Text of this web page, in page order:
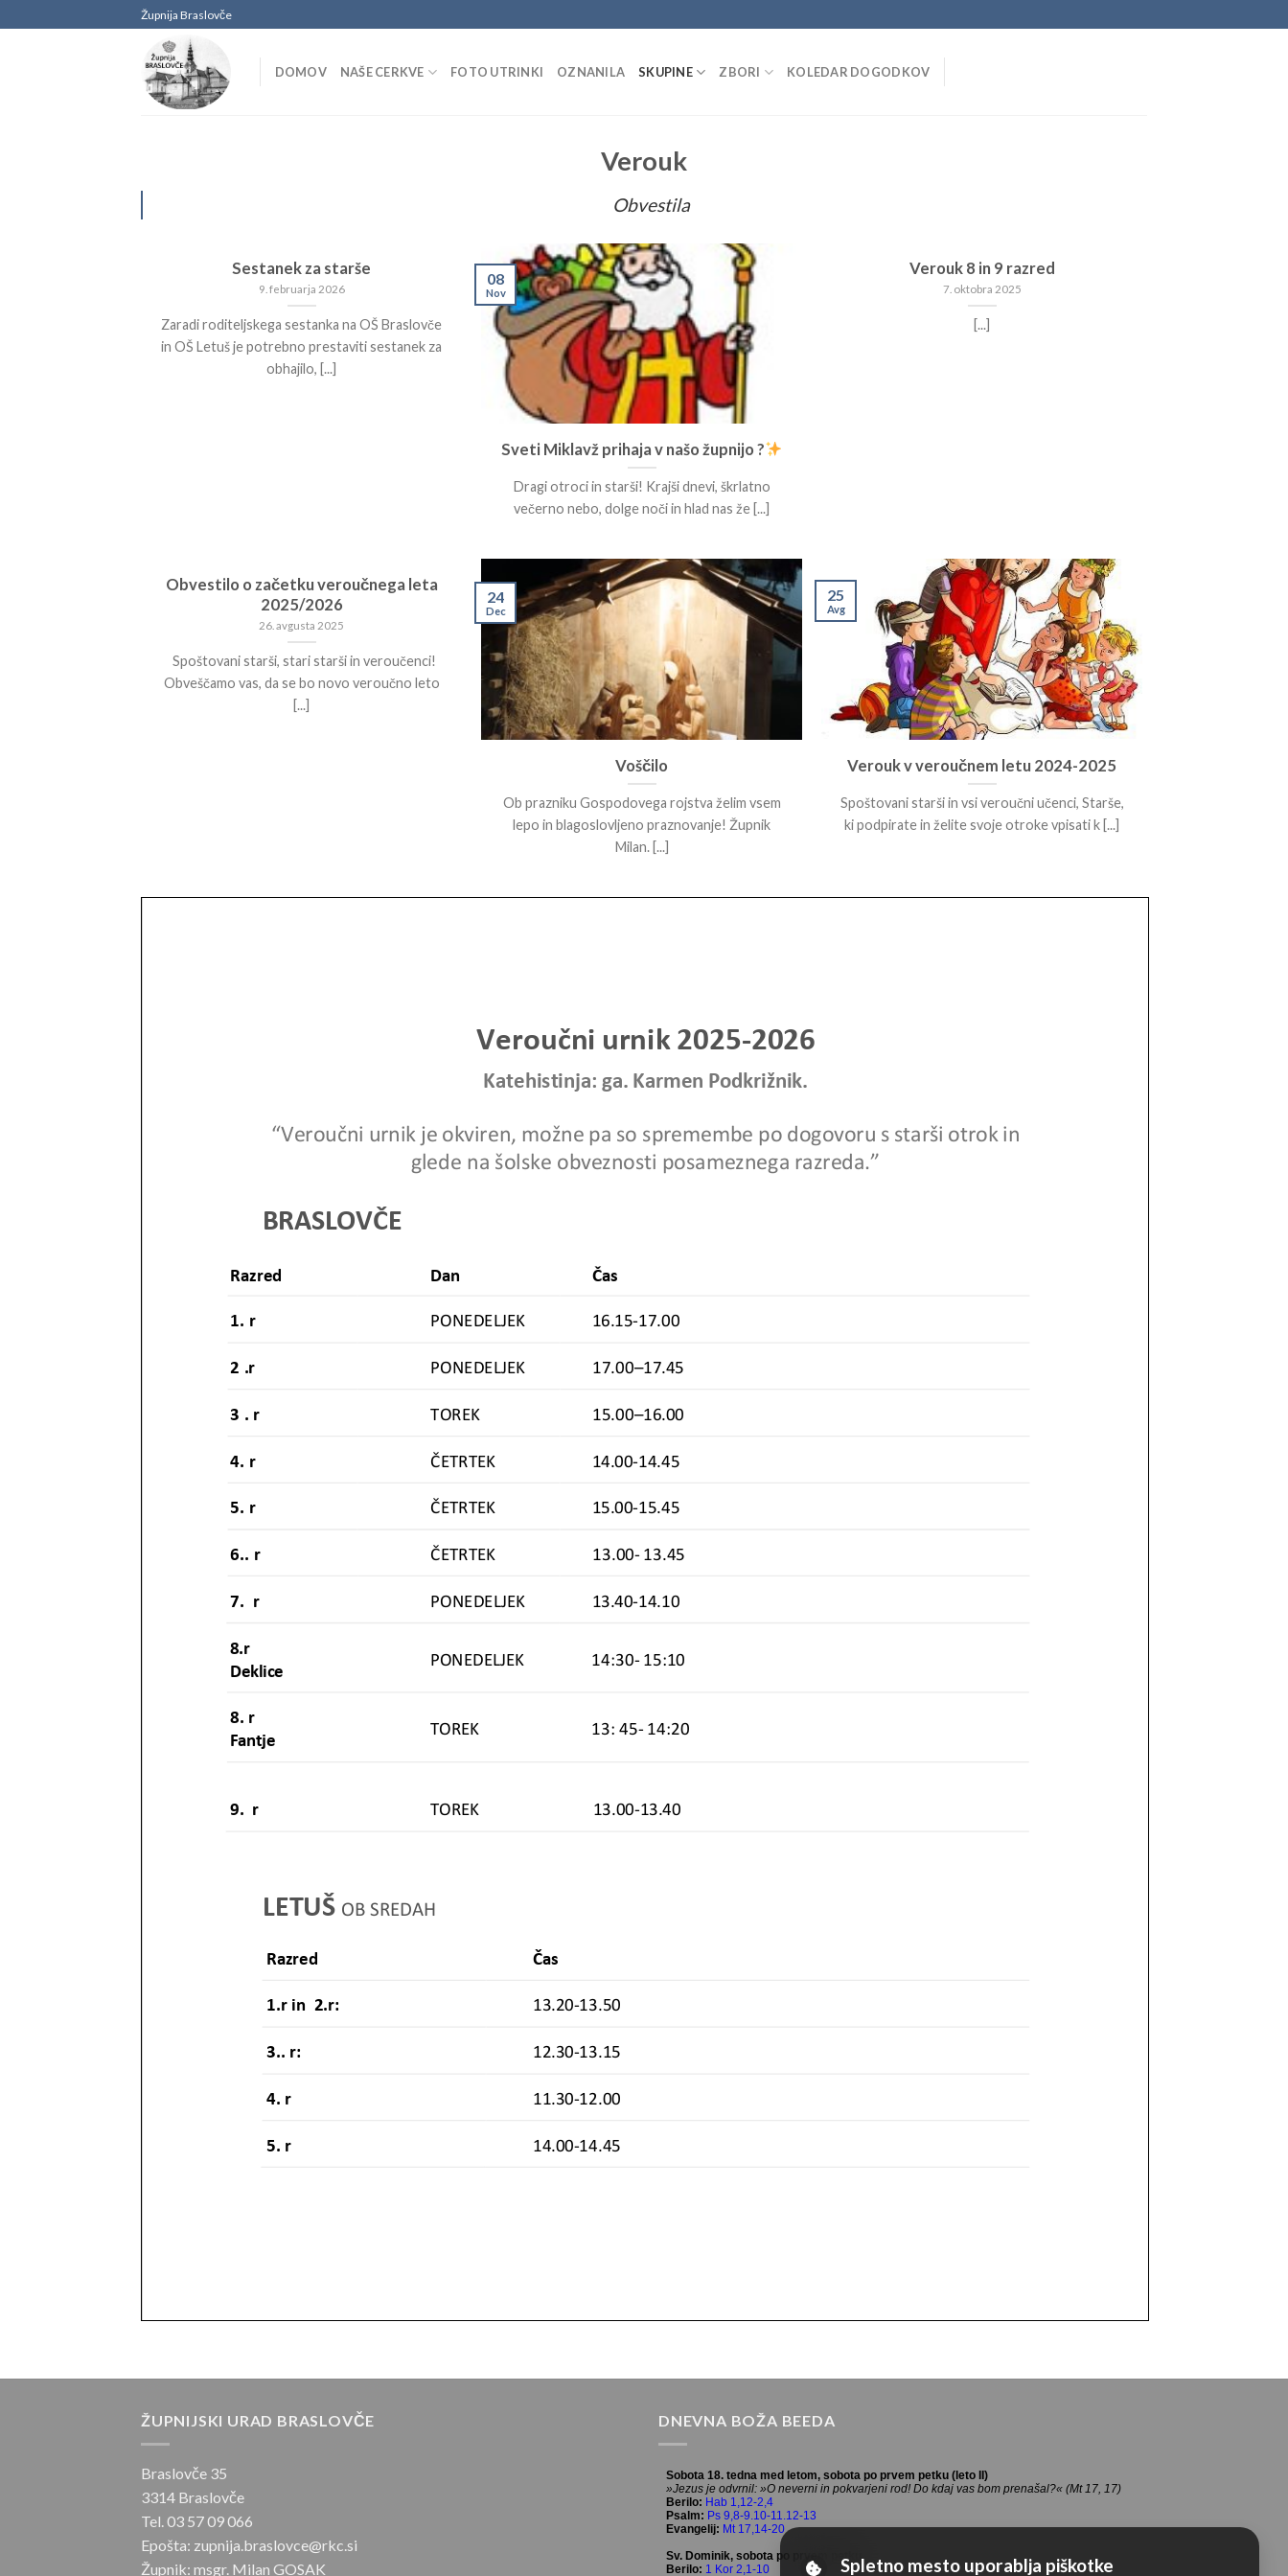
na
Župnija Braslovče
DOMOV NAŠE CERKVE FOTO UTRINKI OZNANILA SKUPINE ZBORI KOLEDAR DOGODKOV
Verouk
Obvestila
Sestanek za starše
9. februarja 2026
Zaradi roditeljskega sestanka na OŠ Braslovče
in OŠ Letuš je potrebno prestaviti sestanek za
obhajilo, [...]
Sveti Miklavž prihaja v našo župnijo ?
Dragi otroci in starši! Krajši dnevi, škrlatno
večerno nebo, dolge noči in hlad nas že [...]
08
Nov
Verouk 8 in 9 razred
7. oktobra 2025
[...]
Obvestilo o začetku veroučnega leta
2025/2026
26. avgusta 2025
Spoštovani starši, stari starši in veroučenci!
Obveščamo vas, da se bo novo veroučno leto
[...]
Voščilo
Ob prazniku Gospodovega rojstva želim vsem
lepo in blagoslovljeno praznovanje! Župnik
Milan. [...]
24
Dec
Verouk v veroučnem letu 2024-2025
Spoštovani starši in vsi veroučni učenci, Starše,
ki podpirate in želite svoje otroke vpisati k [...]
25
Avg
ŽUPNIJSKI URAD BRASLOVČE
Braslovče 35
3314 Braslovče
Tel. 03 57 09 066
Epošta: zupnija.braslovce@rkc.si
Župnik: msgr. Milan GOSAK
DNEVNA BOŽA BEEDA
Spletno mesto uporablja piškotke